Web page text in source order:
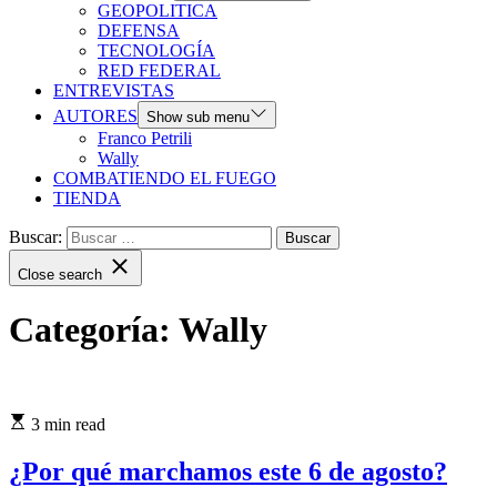
GEOPOLITICA
DEFENSA
TECNOLOGÍA
RED FEDERAL
ENTREVISTAS
AUTORES Show sub menu
Franco Petrili
Wally
COMBATIENDO EL FUEGO
TIENDA
Buscar:
Close search
Categoría: Wally
3 min read
¿Por qué marchamos este 6 de agosto?